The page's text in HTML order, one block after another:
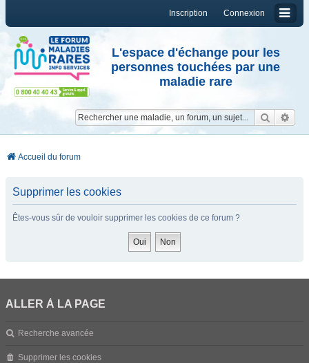
Connexion
Inscription
L'espace d'échange pour les
personnes touchées par une
maladie rare
Accueil du forum
Supprimer les cookies
Êtes-vous sûr de vouloir supprimer les cookies de ce forum ?
ALLER À LA PAGE
Recherche avancée
Supprimer les cookies